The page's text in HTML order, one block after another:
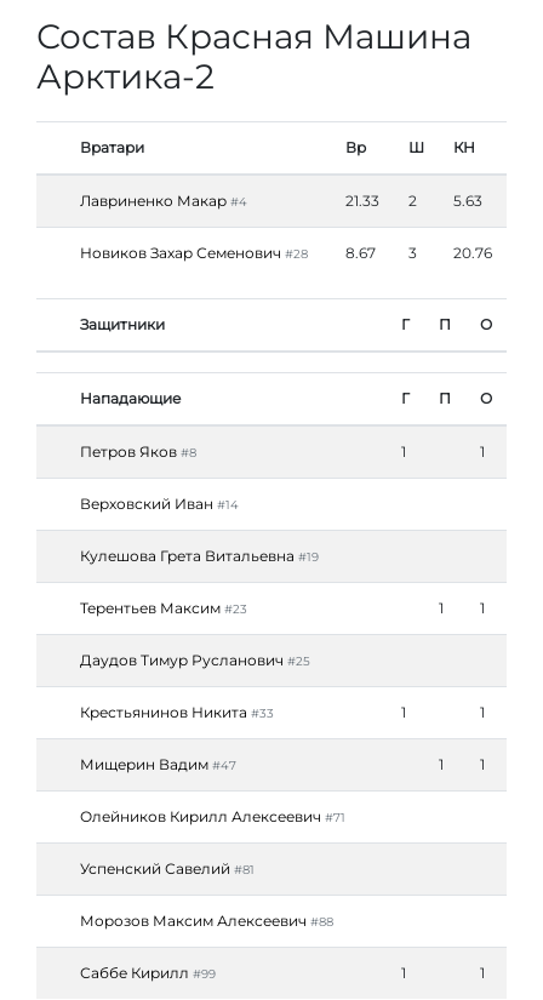
Состав Красная Машина
Арктика-2
Вратари Вр Ш КН
Лавриненко Макар #4 21.33 2 5.63
Новиков Захар Семенович #28 8.67 3 20.76
Защитники Г П О
Нападающие Г П О
Петров Яков #8 1 1
Верховский Иван #14
Кулешова Грета Витальевна #19
Терентьев Максим #23 1 1
Даудов Тимур Русланович #25
Крестьянинов Никита #33 1 1
Мищерин Вадим #47 1 1
Олейников Кирилл Алексеевич #71
Успенский Савелий #81
Морозов Максим Алексеевич #88
Саббе Кирилл #99 1 1